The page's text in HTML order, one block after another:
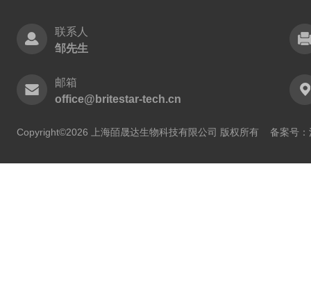
联系人
邹先生
邮箱
office@britestar-tech.cn
Copyright©2026 上海皕晟达生物科技有限公司 版权所有 备案号